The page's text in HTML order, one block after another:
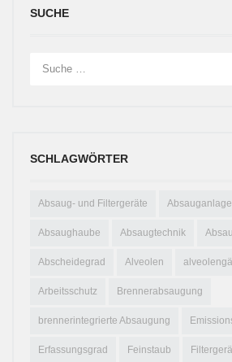
SUCHE
SCHLAGWÖRTER
Absaug- und Filtergeräte
Absaughaube Absaugtechnik
Abscheidegrad Alveolen
Arbeitsschutz Brennerabsaugung
brennerintegrierte Absaugung
Erfassungsgrad Feinstaub